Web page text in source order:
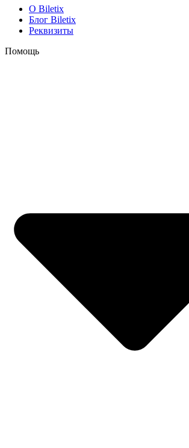
O Biletix
Блог Biletix
Реквизиты
Помощь